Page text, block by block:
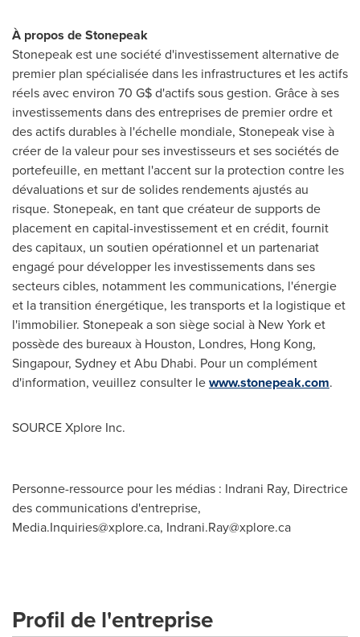
À propos de Stonepeak
Stonepeak est une société d'investissement alternative de
premier plan spécialisée dans les infrastructures et les actifs
réels avec environ 70 G$ d'actifs sous gestion. Grâce à ses
investissements dans des entreprises de premier ordre et
des actifs durables à l'échelle mondiale, Stonepeak vise à
créer de la valeur pour ses investisseurs et ses sociétés de
portefeuille, en mettant l'accent sur la protection contre les
dévaluations et sur de solides rendements ajustés au
risque. Stonepeak, en tant que créateur de supports de
placement en capital-investissement et en crédit, fournit
des capitaux, un soutien opérationnel et un partenariat
engagé pour développer les investissements dans ses
secteurs cibles, notamment les communications, l'énergie
et la transition énergétique, les transports et la logistique et
l'immobilier. Stonepeak a son siège social à New Yorket
possède des bureaux à Houston, Londres, Hong Kong,
Singapour, SydneyetAbu Dhabi. Pour un complément
d'information, veuillez consulter lewww.stonepeak.com.
SOURCE Xplore Inc.
Personne-ressource pour les médias : Indrani Ray, Directrice
des communications d'entreprise,
Media.Inquiries@xplore.ca, Indrani.Ray@xplore.ca
Profil de l'entreprise